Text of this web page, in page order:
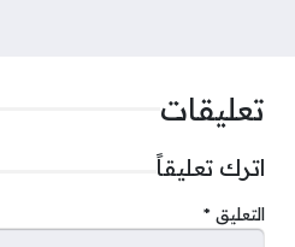
تعليقات
اترك تعليقاً
التعليق *